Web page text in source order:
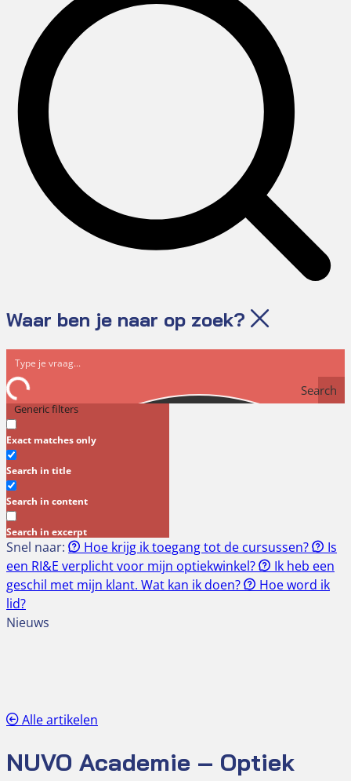
Waar ben je naar op zoek?
Search
Generic filters
Exact matches only
Search in title
Search in content
Search in excerpt
Snel naar: Hoe krijg ik toegang tot de cursussen?
Is
een RI&E verplicht voor mijn optiekwinkel?
Ik heb een
geschil met mijn klant. Wat kan ik doen?
Hoe word ik
lid?
Nieuws
Alle artikelen
NUVO Academie – Optiek